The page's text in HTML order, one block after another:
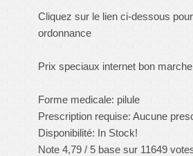
Cliquez sur le lien ci-dessous
ordonnance
Prix speciaux internet bon
Forme medicale: pilule
Prescription requise: Aucune
Disponibilité: In Stock!
Note 4,79 / 5 base sur 11649